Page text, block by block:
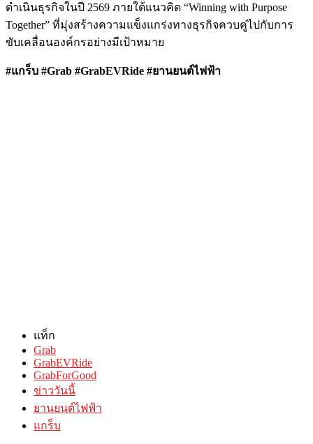
ดำเนินธุรกิจในปี 2569 ภายใต้แนวคิด “Winning with Purpose
Together” ที่มุ่งสร้างความแข็งแกร่งทางธุรกิจควบคู่ไปกับการ
ขับเคลื่อนองค์กรอย่างมีเป้าหมาย
#แกร็บ #Grab #GrabEVRide #ยานยนต์ไฟฟ้า
แท็ก
Grab
GrabEVRide
GrabForGood
ข่าววันนี้
ยานยนต์ไฟฟ้า
แกร็บ